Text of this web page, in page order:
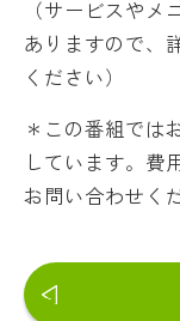
（サービスやメ
ありますので、
ください）
＊この番組では
しています。費
お問い合わせく